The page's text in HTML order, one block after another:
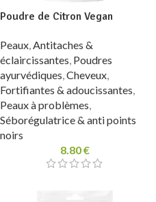
Poudre de Citron Vegan
Peaux,Antitaches &
éclaircissantes, Poudres
ayurvédiques,Cheveux,
Fortifiantes & adoucissantes,
Peaux à problèmes,
Séborégulatrice & anti points
noirs
8.80€